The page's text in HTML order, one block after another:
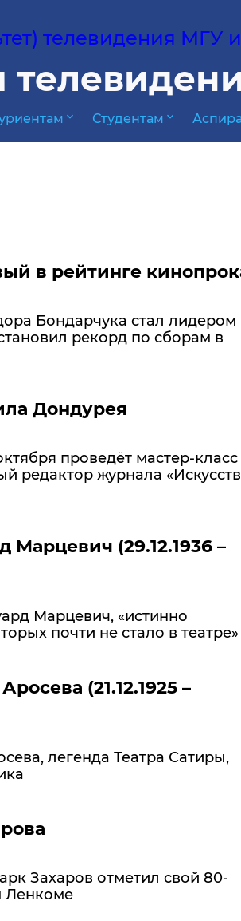
телевидения МГУ
expand_more Студентам expand_more
в рейтинге
Бондарчука стал лидером
рекорд по сборам в
Дондурея
проведёт мастер-класс
редактор журнала
Марцевич (29.12.1936 –
Марцевич, «истинно
почти не стало в театре»
(21.12.1925 –
легенда Театра Сатиры,
Захаров отметил свой 80-
Ленкоме